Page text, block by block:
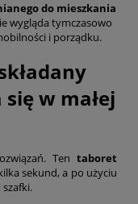
do mieszkania
wygląda tymczasowo
i porządku.
w małej
Ten taboret
sekund, a po użyciu
szafki.